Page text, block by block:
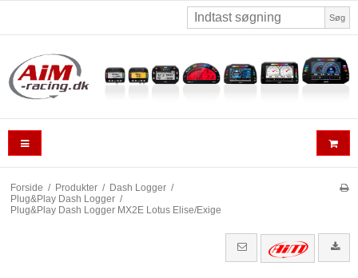
Søg
Forside / Produkter / Dash Logger /
Plug&Play Dash Logger /
Plug&Play Dash Logger MX2E Lotus Elise/Exige